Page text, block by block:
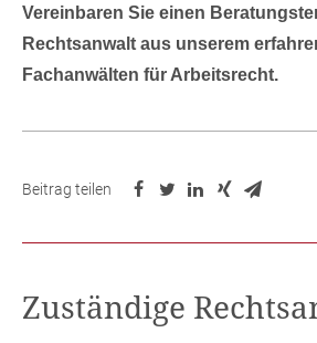
Vereinbaren Sie einen
Rechtsanwalt aus unserem
Fachanwälten für Arbeitsrecht.
Beitrag teilen
Zuständige